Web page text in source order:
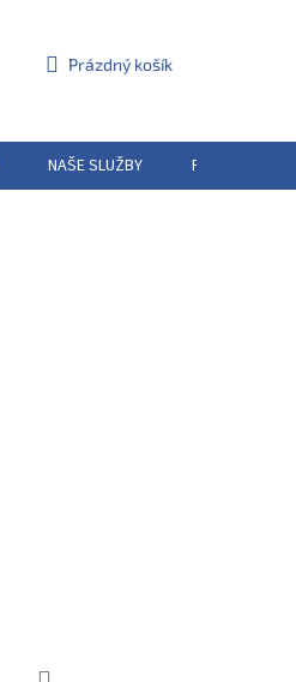
NÁKUPNÍ
Prázdný košík
NAŠE SLUŽBY PŮJČOVNA